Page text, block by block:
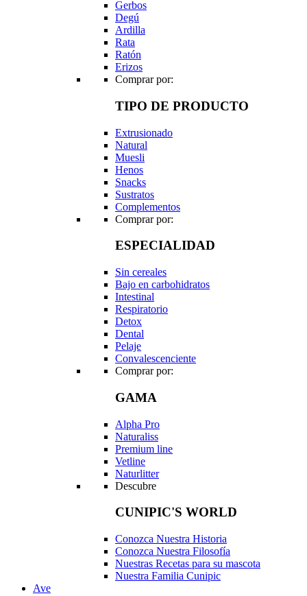
Gerbos
Degú
Ardilla
Rata
Ratón
Erizos
Comprar por:
TIPO DE PRODUCTO
Extrusionado
Natural
Muesli
Henos
Snacks
Sustratos
Complementos
Comprar por:
ESPECIALIDAD
Sin cereales
Bajo en carbohidratos
Intestinal
Respiratorio
Detox
Dental
Pelaje
Convalescenciente
Comprar por:
GAMA
Alpha Pro
Naturaliss
Premium line
Vetline
Naturlitter
Descubre
CUNIPIC'S WORLD
Conozca Nuestra Historia
Conozca Nuestra Filosofía
Nuestras Recetas para su mascota
Nuestra Familia Cunipic
Ave